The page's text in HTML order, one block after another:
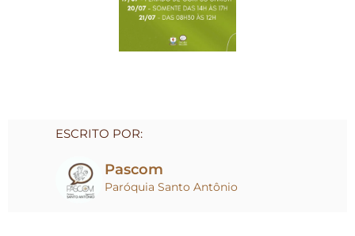
ESCRITO POR:
Pascom
Paróquia Santo Antônio